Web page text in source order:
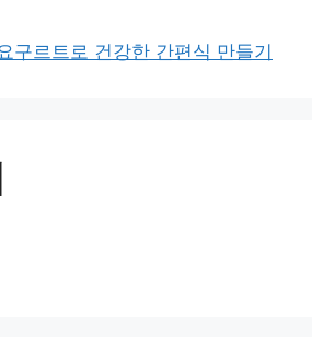
구르트로 건강한 간편식 만들기